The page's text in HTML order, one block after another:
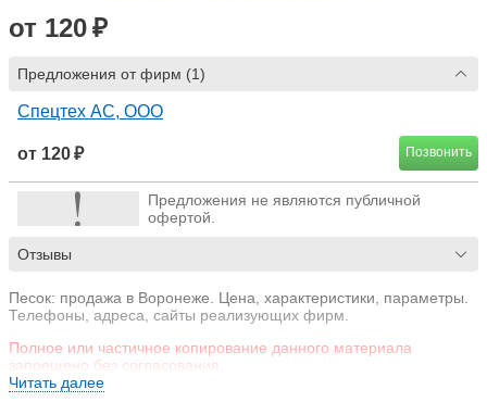
от 120 ₽
Предложения от фирм (1)
Спецтех АС, ООО
от 120 ₽ Позвонить
Предложения не являются публичной
офертой.
Отзывы
Песок: продажа в Воронеже. Цена, характеристики, параметры.
Телефоны, адреса, сайты реализующих фирм.
Полное или частичное копирование данного материала
запрещено без согласования.
Читать далее